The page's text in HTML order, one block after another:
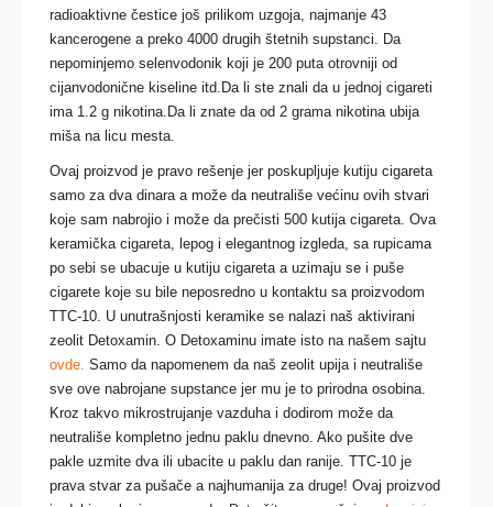
radioaktivne čestice još prilikom uzgoja, najmanje 43
kancerogene a preko 4000 drugih štetnih supstanci. Da
nepominjemo selenvodonik koji je 200 puta otrovniji od
cijanvodonične kiseline itd.Da li ste znali da u jednoj cigareti
ima 1.2 g nikotina.Da li znate da od 2 grama nikotina ubija
miša na licu mesta.
Ovaj proizvod je pravo rešenje jer poskupljuje kutiju cigareta
samo za dva dinara a može da neutrališe većinu ovih stvari
koje sam nabrojio i može da prečisti 500 kutija cigareta. Ova
keramička cigareta, lepog i elegantnog izgleda, sa rupicama
po sebi se ubacuje u kutiju cigareta a uzimaju se i puše
cigarete koje su bile neposredno u kontaktu sa proizvodom
TTC-10. U unutrašnjosti keramike se nalazi naš aktivirani
zeolit Detoxamin. O Detoxaminu imate isto na našem sajtu
ovde. Samo da napomenem da naš zeolit upija i neutrališe
sve ove nabrojane supstance jer mu je to prirodna osobina.
Kroz takvo mikrostrujanje vazduha i dodirom može da
neutrališe kompletno jednu paklu dnevno. Ako pušite dve
pakle uzmite dva ili ubacite u paklu dan ranije. TTC-10 je
prava stvar za pušače a najhumanija za druge! Ovaj proizvod